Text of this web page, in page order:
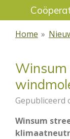
direct
naarHome »
Winsum
Gepubliceerd
Winsum